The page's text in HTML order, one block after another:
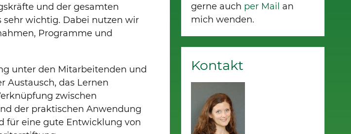
und der gesamten
wichtig. Dabei nutzen wir
Programme und
unter den Mitarbeitenden und
Austausch, das Lernen
zwischen
der praktischen Anwendung
für eine gute Entwicklung von
gerne auch per Mail an
mich wenden.
Kontakt